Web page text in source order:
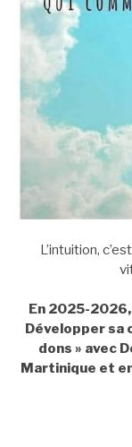
L’intuition,
En 2025-
Développer sa
dons » avec
Martinique et